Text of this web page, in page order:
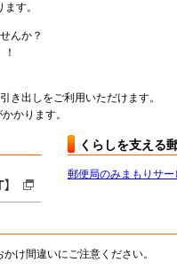
す。
んか？
き出しをご利用いただけます。
かります。
くらしを支える
郵便局のみまもりサー
け間違いにご注意ください。